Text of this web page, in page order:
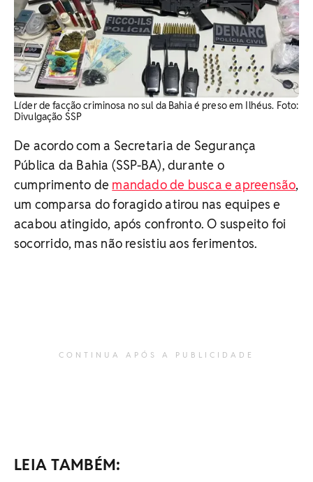
Líder de facção criminosa no sul da Bahia é preso em Ilhéus. Foto:
Divulgação SSP
De acordo com a Secretaria de Segurança
Pública da Bahia (SSP-BA), durante o
cumprimento de mandado de busca e apreensão,
um comparsa do foragido atirou nas equipes e
acabou atingido, após confronto. O suspeito foi
socorrido, mas não resistiu aos ferimentos.
CONTINUA APÓS A PUBLICIDADE
LEIA TAMBÉM: